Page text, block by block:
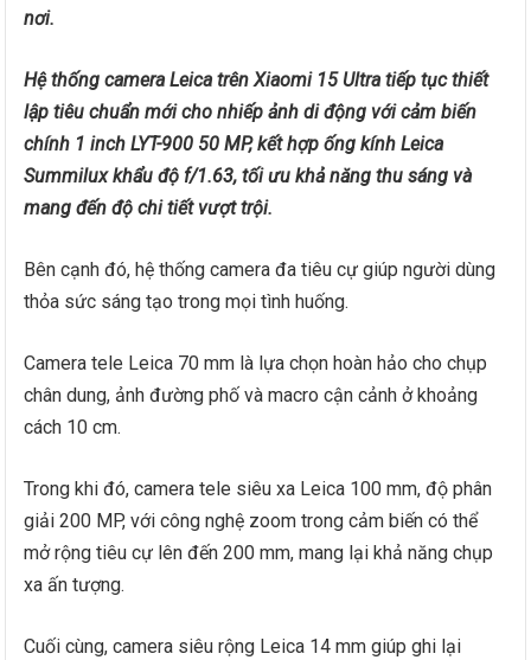
nơi.
Hệ thống camera Leica trên Xiaomi 15 Ultra tiếp tục thiết
lập tiêu chuẩn mới cho nhiếp ảnh di động với cảm biến
chính 1 inch LYT-900 50 MP, kết hợp ống kính Leica
Summilux khẩu độ f/1.63, tối ưu khả năng thu sáng và
mang đến độ chi tiết vượt trội.
Bên cạnh đó, hệ thống camera đa tiêu cự giúp người dùng
thỏa sức sáng tạo trong mọi tình huống.
Camera tele Leica 70 mm là lựa chọn hoàn hảo cho chụp
chân dung, ảnh đường phố và macro cận cảnh ở khoảng
cách 10 cm.
Trong khi đó, camera tele siêu xa Leica 100 mm, độ phân
giải 200 MP, với công nghệ zoom trong cảm biến có thể
mở rộng tiêu cự lên đến 200 mm, mang lại khả năng chụp
xa ấn tượng.
Cuối cùng, camera siêu rộng Leica 14 mm giúp ghi lại